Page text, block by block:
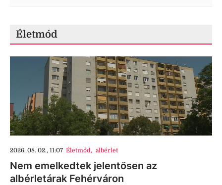
Életmód
2026. 08. 02., 11:07 Életmód, albérlet
Nem emelkedtek jelentősen az
albérletárak Fehérváron